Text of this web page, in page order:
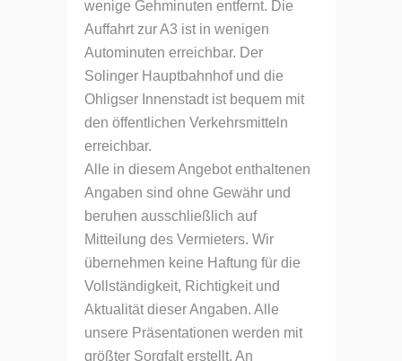
wenige Gehminuten entfernt. Die
Auffahrt zur A3 ist in wenigen
Autominuten erreichbar. Der
Solinger Hauptbahnhof und die
Ohligser Innenstadt ist bequem mit
den öffentlichen Verkehrsmitteln
erreichbar.
Alle in diesem Angebot enthaltenen
Angaben sind ohne Gewähr und
beruhen ausschließlich auf
Mitteilung des Vermieters. Wir
übernehmen keine Haftung für die
Vollständigkeit, Richtigkeit und
Aktualität dieser Angaben. Alle
unsere Präsentationen werden mit
größter Sorgfalt erstellt. An